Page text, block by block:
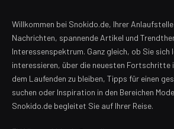
Willkommen bei Snokido.de, Ihrer
Nachrichten, spannende Artikel und
Interessenspektrum. Ganz gleich, ob Sie
interessieren, über die neuesten Fortschritte
dem Laufenden zu bleiben, Tipps für einen
suchen oder Inspiration in den Bereichen
Snokido.de begleitet Sie auf Ihrer Reise.